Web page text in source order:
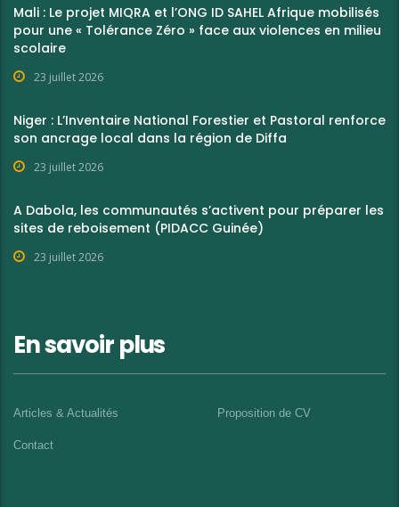
Mali : Le projet MIQRA et l’ONG ID SAHEL Afrique mobilisés
pour une « Tolérance Zéro » face aux violences en milieu
scolaire
23 juillet 2026
Niger : L’Inventaire National Forestier et Pastoral renforce
son ancrage local dans la région de Diffa
23 juillet 2026
A Dabola, les communautés s’activent pour préparer les
sites de reboisement (PIDACC Guinée)
23 juillet 2026
En savoir plus
Articles & Actualités Proposition de CV
Contact